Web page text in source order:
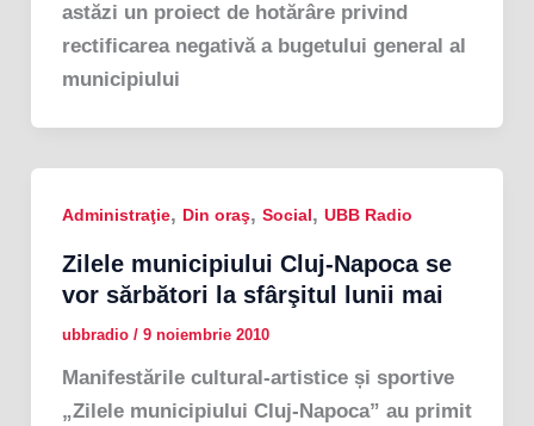
astăzi un proiect de hotărâre privind
rectificarea negativă a bugetului general al
municipiului
Administraţie, Din oraş, Social, UBB Radio
Zilele municipiului Cluj-Napoca se
vor sărbători la sfârşitul lunii mai
ubbradio / 9 noiembrie 2010
Manifestările cultural-artistice și sportive
„Zilele municipiului Cluj-Napoca” au primit